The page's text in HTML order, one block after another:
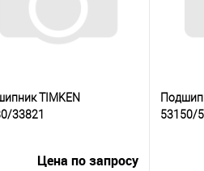
TIMKEN
33821
Цена по запросу
53150/